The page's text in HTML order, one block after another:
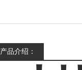
产品介绍：